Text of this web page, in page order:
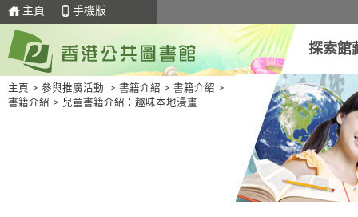
主頁 手機版
探索館
主頁 > 參與推廣活動 > 書籍介紹 > 書籍介紹 >
書籍介紹 > 兒童書籍介紹：趣味本地漫畫